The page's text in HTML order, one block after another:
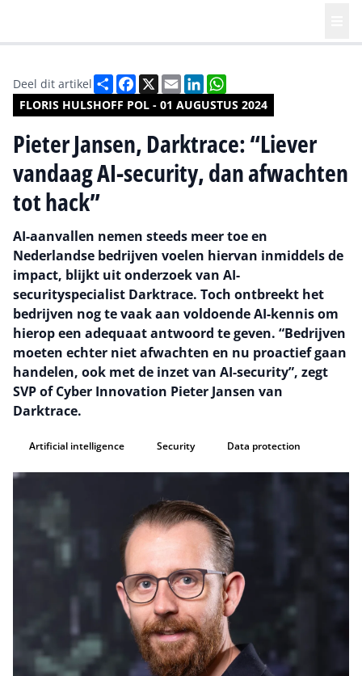
FLORIS HULSHOFF POL - 01 AUGUSTUS 2024
Deel dit artikel DeelFacebook
X EmailLinkedIn
Pieter Jansen, Darktrace: “Liever
vandaag AI-security, dan afwachten
tot hack”
AI-aanvallen nemen steeds meer toe en
Nederlandse bedrijven voelen hiervan inmiddels de
impact, blijkt uit onderzoek van AI-
securityspecialist Darktrace. Toch ontbreekt het
bedrijven nog te vaak aan voldoende AI-kennis om
hierop een adequaat antwoord te geven. “Bedrijven
moeten echter niet afwachten en nu proactief gaan
handelen, ook met de inzet van AI-security”, zegt
SVP of Cyber Innovation Pieter Jansen van
Darktrace.
Artificial intelligence Security Data protection